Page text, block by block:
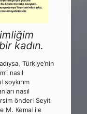
kadın.
Türkiye’nin
nasıl
soykırım
nasıl
önderi Seyit
M. Kemal ile